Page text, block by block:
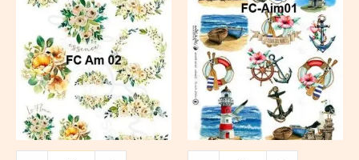
Am-
quantity
Aim01
quantity